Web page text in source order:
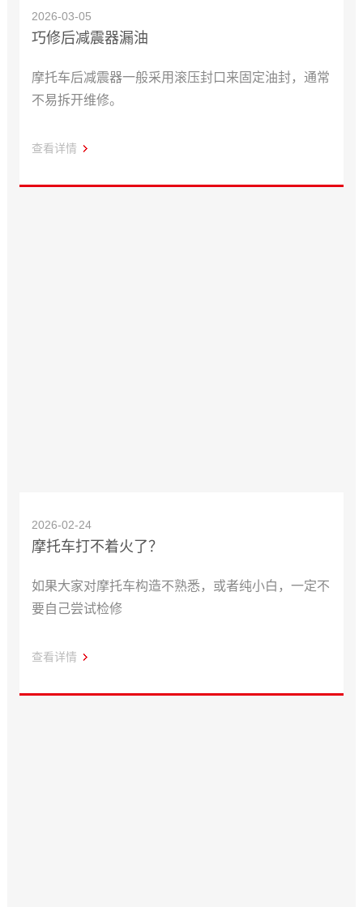
2026-03-05
巧修后减震器漏油
摩托车后减震器一般采用滚压封口来固定油封，通常
不易拆开维修。
查看详情
2026-02-24
摩托车打不着火了？
如果大家对摩托车构造不熟悉，或者纯小白，一定不
要自己尝试检修
查看详情